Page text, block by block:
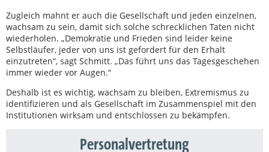
Zugleich mahnt er auch die Gesellschaft und jeden einzelnen,
wachsam zu sein, damit sich solche schrecklichen Taten nicht
wiederholen. „Demokratie und Frieden sind leider keine
Selbstläufer, jeder von uns ist gefordert für den Erhalt
einzutreten“, sagt Schmitt. „Das führt uns das Tagesgeschehen
immer wieder vor Augen.“
Deshalb ist es wichtig, wachsam zu bleiben, Extremismus zu
identifizieren und als Gesellschaft im Zusammenspiel mit den
Institutionen wirksam und entschlossen zu bekämpfen.
Personalvertretung